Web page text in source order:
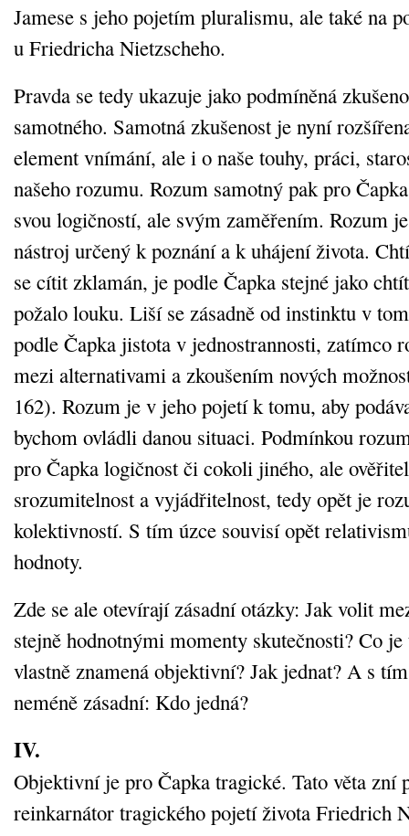
Jamese s jeho pojetím pluralismu, ale také na
u Friedricha Nietzscheho.
Pravda se tedy ukazuje jako podmíněná
samotného. Samotná zkušenost je nyní
element vnímání, ale i o naše touhy, práci,
našeho rozumu. Rozum samotný pak pro
svou logičností, ale svým zaměřením. Rozum
nástroj určený k poznání a k uhájení života.
se cítit zklamán, je podle Čapka stejné jako
požalo louku. Liší se zásadně od instinktu v
podle Čapka jistota v jednostrannosti, zatímco
mezi alternativami a zkoušením nových
162). Rozum je v jeho pojetí k tomu, aby
bychom ovládli danou situaci. Podmínkou
pro Čapka logičnost či cokoli jiného, ale
srozumitelnost a vyjádřitelnost, tedy opět je
kolektivností. S tím úzce souvisí opět
hodnoty.
Zde se ale otevírají zásadní otázky: Jak volit
stejně hodnotnými momenty skutečnosti? Co
vlastně znamená objektivní? Jak jednat? A s
neméně zásadní: Kdo jedná?
IV.
Objektivní je pro Čapka tragické. Tato věta zní
reinkarnátor tragického pojetí života Friedrich